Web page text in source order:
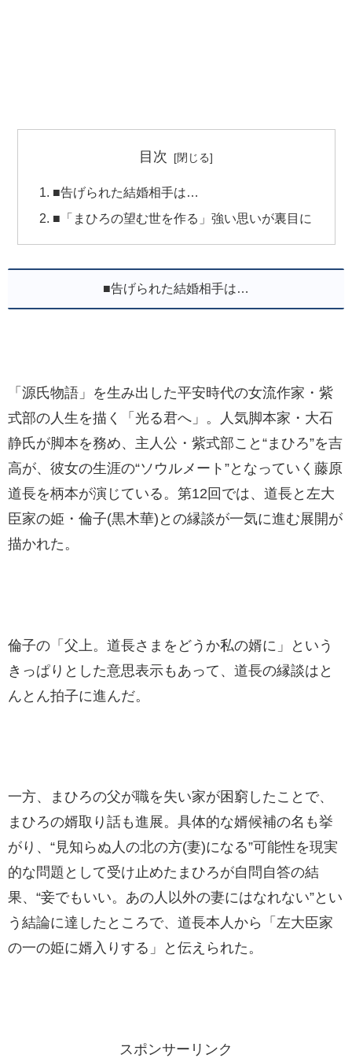
目次
■告げられた結婚相手は…
■「まひろの望む世を作る」強い思いが裏目に
■告げられた結婚相手は…
「源氏物語」を生み出した平安時代の女流作家・紫
式部の人生を描く「光る君へ」。人気脚本家・大石
静氏が脚本を務め、主人公・紫式部こと“まひろ”を吉
高が、彼女の生涯の“ソウルメート”となっていく藤原
道長を柄本が演じている。第12回では、道長と左大
臣家の姫・倫子(黒木華)との縁談が一気に進む展開が
描かれた。
倫子の「父上。道長さまをどうか私の婿に」という
きっぱりとした意思表示もあって、道長の縁談はと
んとん拍子に進んだ。
一方、まひろの父が職を失い家が困窮したことで、
まひろの婿取り話も進展。具体的な婿候補の名も挙
がり、“見知らぬ人の北の方(妻)になる”可能性を現実
的な問題として受け止めたまひろが自問自答の結
果、“妾でもいい。あの人以外の妻にはなれない”とい
う結論に達したところで、道長本人から「左大臣家
の一の姫に婿入りする」と伝えられた。
スポンサーリンク